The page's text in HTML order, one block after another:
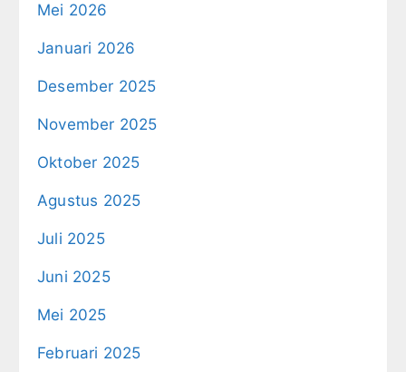
Mei 2026
Januari 2026
Desember 2025
November 2025
Oktober 2025
Agustus 2025
Juli 2025
Juni 2025
Mei 2025
Februari 2025